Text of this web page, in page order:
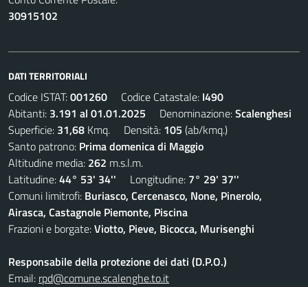
30915102
DATI TERRITORIALI
Codice ISTAT:001260 Codice Catastale: I490
Abitanti: 3.191 al 01.01.2025 Denominazione:Scalenghesi
Superficie: 31,68 Kmq. Densità: 105 (ab/kmq.)
Santo patrono: Prima domenica di Maggio
Altitudine media: 262 m.s.l.m.
Latitudine:44° 53' 34'' Longitudine: 7° 29' 37''
Comuni limitrofi: Buriasco, Cercenasco, None, Pinerolo,
Airasca, Castagnole Piemonte, Piscina
Frazioni e borgate:Viotto, Pieve, Bicocca, Murisenghi
Responsabile della protezione dei dati (D.P.O.)
Email: rpd@comune.scalenghe.to.it